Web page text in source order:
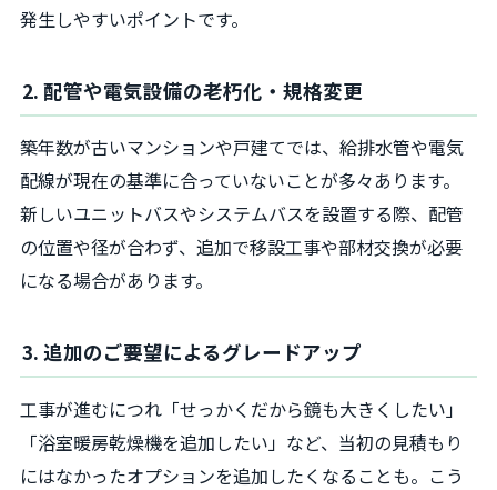
発生しやすいポイントです。
2. 配管や電気設備の老朽化・規格変更
築年数が古いマンションや戸建てでは、給排水管や電気
配線が現在の基準に合っていないことが多々あります。
新しいユニットバスやシステムバスを設置する際、配管
の位置や径が合わず、追加で移設工事や部材交換が必要
になる場合があります。
3. 追加のご要望によるグレードアップ
工事が進むにつれ「せっかくだから鏡も大きくしたい」
「浴室暖房乾燥機を追加したい」など、当初の見積もり
にはなかったオプションを追加したくなることも。こう